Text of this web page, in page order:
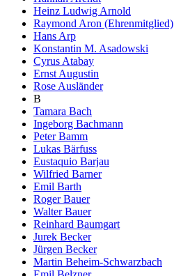
Heinz Ludwig Arnold
Raymond Aron (Ehrenmitglied)
Hans Arp
Konstantin M. Asadowski
Cyrus Atabay
Ernst Augustin
Rose Ausländer
B
Tamara Bach
Ingeborg Bachmann
Peter Bamm
Lukas Bärfuss
Eustaquio Barjau
Wilfried Barner
Emil Barth
Roger Bauer
Walter Bauer
Reinhard Baumgart
Jurek Becker
Jürgen Becker
Martin Beheim-Schwarzbach